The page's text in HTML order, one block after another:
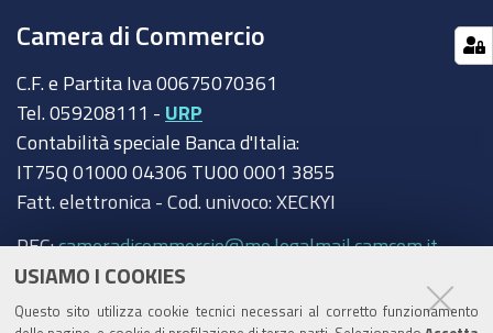
USIAMO I COOKIES
Questo sito utilizza cookie tecnici necessari al corretto funzionamento
Camera di Commercio
C.F. e Partita Iva 00675070361
Tel. 059208111 - URP
Contabilità speciale Banca d'Italia:
IT75Q 01000 04306 TU00 0001 3855
Fatt. elettronica - Cod. univoco: XECKYI
PEC:cameradicommercio@mo.legalmail.camcom.it
Trasparenza